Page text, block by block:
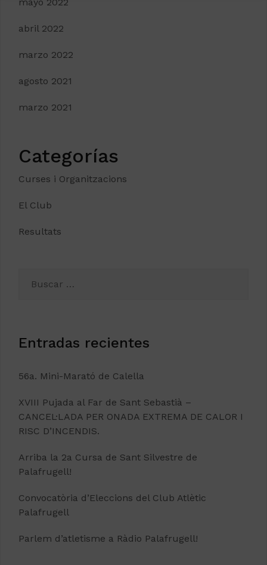
abril 2022
marzo 2022
agosto 2021
marzo 2021
Categorías
Curses i Organitzacions
El Club
Resultats
Entradas recientes
56a. Mini-Marató de Calella
XVIII Pujada al Far de Sant Sebastià –
CANCEL·LADA PER ONADA EXTREMA DE CALOR I
RISC D’INCENDIS.
Arriba la 2a Cursa de Sant Silvestre de
Palafrugell!
Convocatòria d’Eleccions del Club Atlètic
Palafrugell
Parlem d’atletisme a Ràdio Palafrugell!